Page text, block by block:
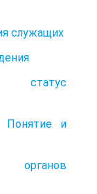
служащих
статус
Понятие и
органов